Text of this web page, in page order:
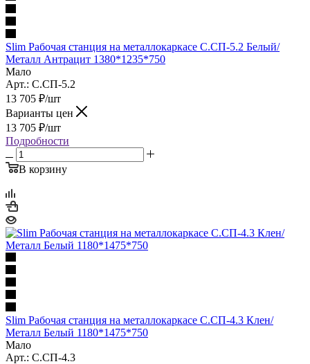
Slim Рабочая станция на металлокаркасе С.СП-5.2 Белый/
Металл Антрацит 1380*1235*750
Мало
Арт.: С.СП-5.2
13 705 ₽/шт
Варианты цен
13 705 ₽/шт
Подробности
В корзину
Slim Рабочая станция на металлокаркасе С.СП-4.3 Клен/
Металл Белый 1180*1475*750
Мало
Арт.: С.СП-4.3